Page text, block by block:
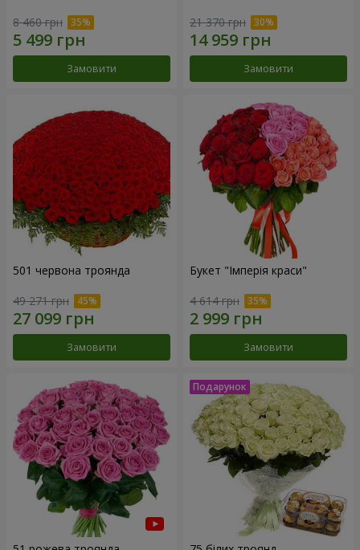
8 460 грн
Замовити
21 370 грн
Замовити
501 червона троянда
49 271 грн
Замовити
Букет "Імперія краси"
4 614 грн
Замовити